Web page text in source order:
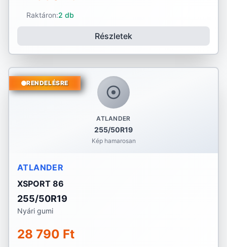
Raktáron:2 db
Részletek
ATLANDER
255/50R19
Kép hamarosan
RENDELÉSRE
ATLANDER
XSPORT 86
255/50R19
Nyári gumi
28 790 Ft